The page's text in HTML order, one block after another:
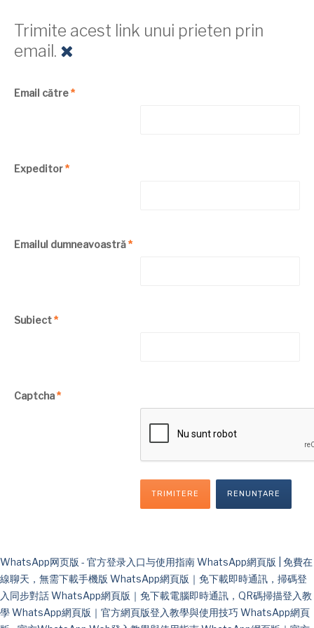
Trimite acest link unui prieten prin
email.
Email către*
Expeditor*
Emailul dumneavoastră*
Subiect*
Captcha*
TRIMITERE RENUNȚARE
WhatsApp网页版 - 官方登录入口与使用指南WhatsApp網頁版 | 免費在
線聊天，無需下載手機版 WhatsApp網頁版｜免下載即時通訊，掃碼登
入同步對話WhatsApp網頁版｜免下載電腦即時通訊，QR碼掃描登入教
學WhatsApp網頁版｜官方網頁版登入教學與使用技巧WhatsApp網頁